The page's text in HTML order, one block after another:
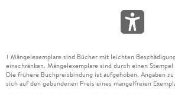
1 Mängelexemplare sind Bücher mit leichten
einschränken. Mängelexemplare sind durch einen
Die frühere Buchpreisbindung ist aufgehoben. Angaben
sich auf den gebundenen Preis eines mangelfreien